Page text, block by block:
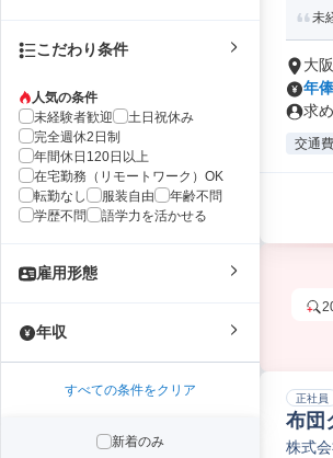
こだわり条件
人気の条件
未経験者歓迎
土日祝休み
完全週休2日制
年間休日120日以上
在宅勤務（リモートワーク）OK
転勤なし
服装自由
年齢不問
学歴不問
語学力を活かせる
雇用形態
年収
すべての条件をクリア
新着のみ
未
大
年
求
交通
正社員
布団
株式